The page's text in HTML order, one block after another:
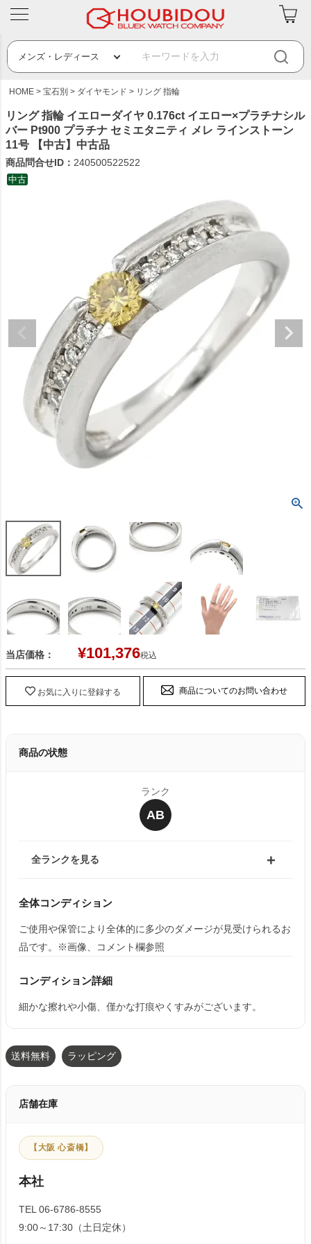
HOME 宝石別 ダイヤモンド リング 指輪
リング 指輪 イエローダイヤ 0.176ct イエロー×プラチナシル
バー Pt900 プラチナ セミエタニティ メレ ラインストーン
11号 【中古】中古品
商品問合せID： 240500522522
中古
当店価格： ¥101,376税込
お気に入りに登録する 商品についてのお問い合わせ
商品の状態
ランク
AB
全ランクを見る
全体コンディション
ご使用や保管により全体的に多少のダメージが見受けられるお
品です。※画像、コメント欄参照
コンディション詳細
細かな擦れや小傷、僅かな打痕やくすみがございます。
送料無料 ラッピング
店舗在庫
【大阪 心斎橋】
本社
TEL 06-6786-8555
9:00～17:30（土日定休）